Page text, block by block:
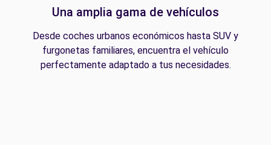
Una amplia gama de vehículos
Desde coches urbanos económicos hasta SUV y
furgonetas familiares, encuentra el vehículo
perfectamente adaptado a tus necesidades.